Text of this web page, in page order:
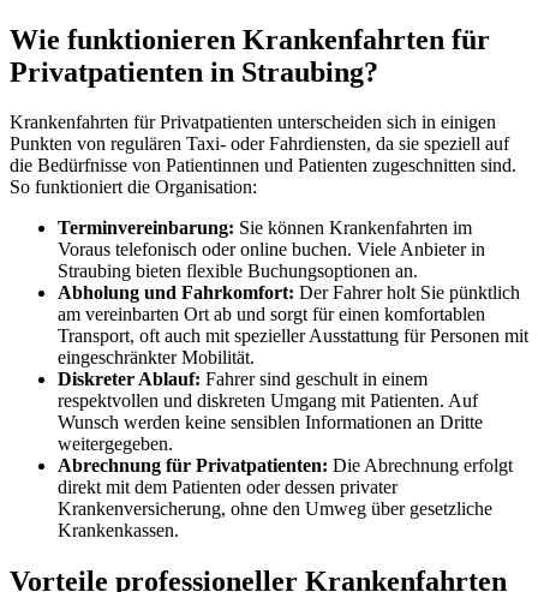
Wie funktionieren Krankenfahrten für
Privatpatienten in Straubing?
Krankenfahrten für Privatpatienten unterscheiden sich in einigen
Punkten von regulären Taxi- oder Fahrdiensten, da sie speziell auf
die Bedürfnisse von Patientinnen und Patienten zugeschnitten sind.
So funktioniert die Organisation:
Terminvereinbarung: Sie können Krankenfahrten im
Voraus telefonisch oder online buchen. Viele Anbieter in
Straubing bieten flexible Buchungsoptionen an.
Abholung und Fahrkomfort: Der Fahrer holt Sie pünktlich
am vereinbarten Ort ab und sorgt für einen komfortablen
Transport, oft auch mit spezieller Ausstattung für Personen mit
eingeschränkter Mobilität.
Diskreter Ablauf: Fahrer sind geschult in einem
respektvollen und diskreten Umgang mit Patienten. Auf
Wunsch werden keine sensiblen Informationen an Dritte
weitergegeben.
Abrechnung für Privatpatienten: Die Abrechnung erfolgt
direkt mit dem Patienten oder dessen privater
Krankenversicherung, ohne den Umweg über gesetzliche
Krankenkassen.
Vorteile professioneller Krankenfahrten